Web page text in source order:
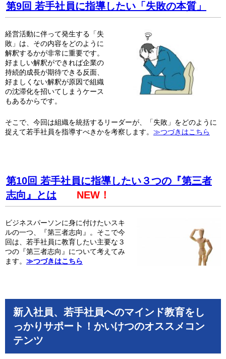
第9回 若手社員に指導したい「失敗の本質」
経営活動に伴って発生する「失
敗」は、その内容をどのように
解釈するかが非常に重要です。
好ましい解釈ができれば企業の
持続的成長が期待できる反面、
好ましくない解釈が原因で組織
の沈滞化を招いてしまうケース
もあるからです。
そこで、今回は組織を統括するリーダーが、「失敗」をどのように
捉えて若手社員を指導すべきかを考察します。 ≫つづきはこちら
第10回 若手社員に指導したい３つの『第三者
志向』とは
NEW！
ビジネスパーソンに身に付けたいスキ
ルの一つ、『第三者志向』。そこで今
回は、若手社員に教育したい主要な３
つの『第三者志向』について考えてみ
ます。 ≫つづきはこちら
新入社員、若手社員へのマインド教育をし
っかりサポート！かいけつのオススメコン
テンツ